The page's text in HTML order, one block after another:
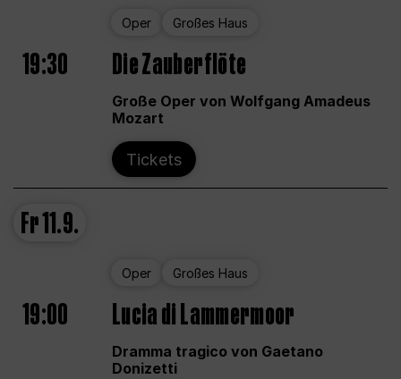
Oper Großes Haus
19:30 Die Zauberflöte
Große Oper von Wolfgang Amadeus
Mozart
Tickets
Fr11.9.
Oper Großes Haus
19:00 Lucia di Lammermoor
Dramma tragico von Gaetano
Donizetti